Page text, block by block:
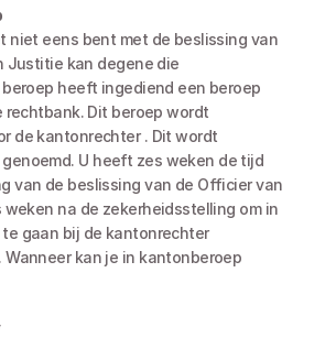
Justitie kan degene die
heeft ingediend een beroep
rechtbank. Dit beroep wordt
de kantonrechter . Dit wordt
U heeft zes weken de tijd
van de beslissing van de Officier van
na de zekerheidsstelling om in
gaan bij de kantonrechter
Wanneer kan je in kantonberoep